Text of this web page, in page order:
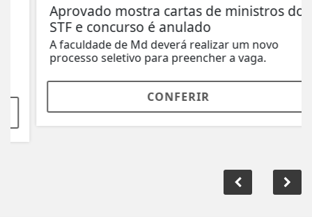
Aprovado mostra cartas de ministros do
STF e concurso é anulado
A faculdade de Md deverá realizar um novo
processo seletivo para preencher a vaga.
CONFERIR